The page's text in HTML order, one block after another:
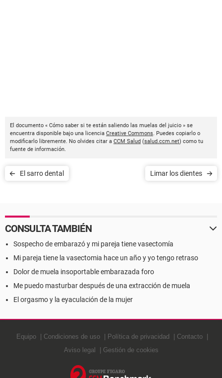
El documento « Cómo saber si te están saliendo las muelas del juicio » se
encuentra disponible bajo una licencia Creative Commons. Puedes copiarlo o
modificarlo libremente. No olvides citar a CCM Salud (salud.ccm.net) como tu
fuente de información.
El sarro dental Limar los dientes
CONSULTA TAMBIÉN
Sospecho de embarazó y mi pareja tiene vasectomía
Mi pareja tiene la vasectomia hace un año y yo tengo retraso
Dolor de muela insoportable embarazada foro
Me puedo masturbar después de una extracción de muela
El orgasmo y la eyaculación de la mujer
Equipo Condiciones de uso Política de privacidad
Contacto
Aviso legal
Gestión de cookies